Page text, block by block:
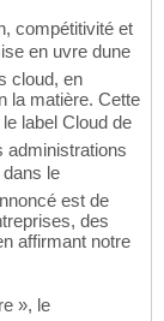
compétitivité et
en uvre dune
cloud, en
la matière. Cette
label Cloud de
administrations
dans le
est de
des
affirmant notre
», le